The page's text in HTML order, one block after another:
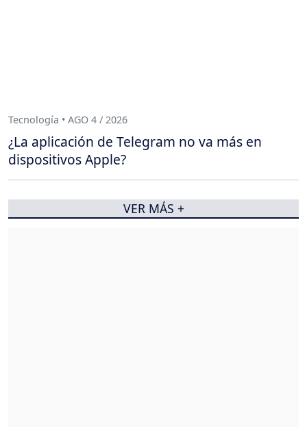
Tecnología • AGO 4 / 2026
¿La aplicación de Telegram no va más en
dispositivos Apple?
VER MÁS +